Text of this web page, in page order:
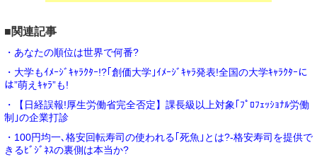
■関連記事
・あなたの順位は世界で何番?
・大学もｲﾒｰｼﾞｷｬﾗｸﾀｰ!?｢創価大学｣ｲﾒｰｼﾞｷｬﾗ発表!全国の大学ｷｬﾗｸﾀｰに
は”萌えｷｬﾗ”も!
・【日経誤報!厚生労働省完全否定】課長級以上対象｢ﾌﾟﾛﾌｪｯｼｮﾅﾙ労働
制｣の企業打診
・100円均一､格安回転寿司の使われる｢死魚｣とは?-格安寿司を提供で
きるﾋﾞｼﾞﾈｽの裏側は本当か?